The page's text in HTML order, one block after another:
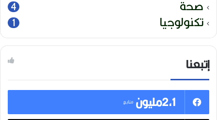
صحة 4
تكنولوجيا 1
إتبعنا
2,1مليون
متابع